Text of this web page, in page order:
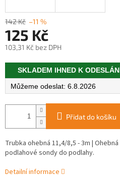
142 Kč –11 %
125 Kč
103,31 Kč bez DPH
Měrná
cena:SKLADEM IHNED K
6.8.2026
Přidat do košíku
Trubka ohebná 11,4/8,5 - 3m |
podlahové sondy do podlahy.
Detailní informace